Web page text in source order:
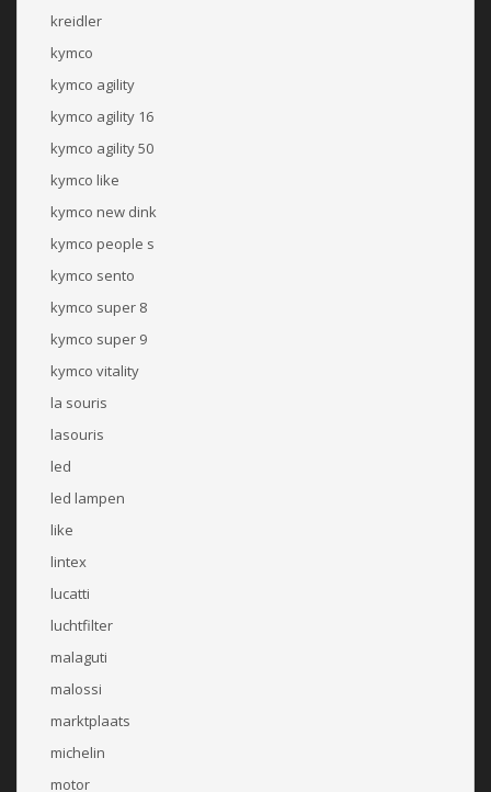
kreidler
kymco
kymco agility
kymco agility 16
kymco agility 50
kymco like
kymco new dink
kymco people s
kymco sento
kymco super 8
kymco super 9
kymco vitality
la souris
lasouris
led
led lampen
like
lintex
lucatti
luchtfilter
malaguti
malossi
marktplaats
michelin
motor